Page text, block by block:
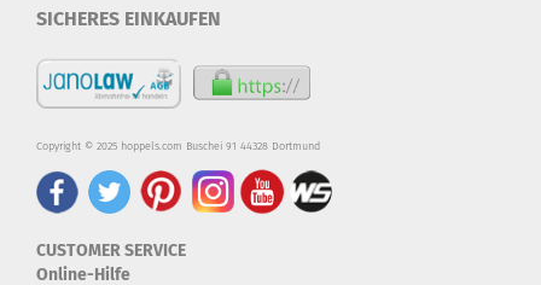
SICHERES EINKAUFEN
Copyright © 2025 hoppels.com Buschei 91 44328 Dortmund
CUSTOMER SERVICE
Online-Hilfe